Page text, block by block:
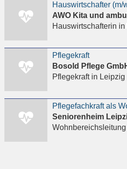
AWO Kita und
Hauswirtschafterin in
Pflegekraft
Bosold Pflege
Pflegekraftin Leipzig
Seniorenheim
Wohnbereichsleitung